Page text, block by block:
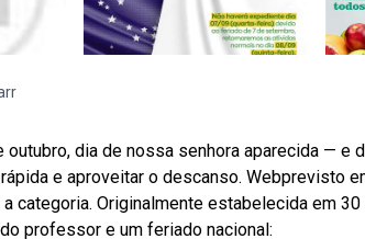
dia de nossa senhora aparecida — e
e aproveitar o descanso. Webprevisto
categoria. Originalmente estabelecida em 30
professor e um feriado nacional: